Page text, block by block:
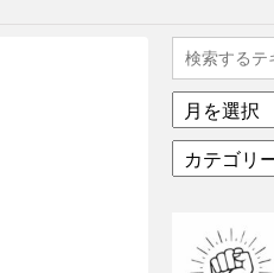
ア
ー
イ
テ
ー